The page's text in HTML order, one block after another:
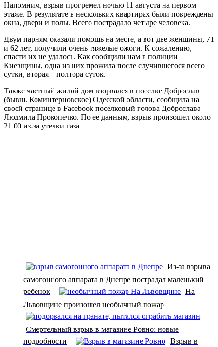
Напомним, взрыв прогремел ночью 11 августа на первом
этаже. В результате в нескольких квартирах были повреждены
окна, двери и полы. Всего пострадало четыре человека.
Двум парням оказали помощь на месте, а вот две женщины, 71
и 62 лет, получили очень тяжелые ожоги. К сожалению,
спасти их не удалось. Как сообщили нам в полиции
Киевщины, одна из них прожила после случившегося всего
сутки, вторая – полтора суток.
Также частный жилой дом взорвался в поселке Доброслав
(бывш. Коминтерновское) Одесской области, сообщила на
своей странице в Facebook поселковый голова Доброслава
Людмила Прокопечко. По ее данным, взрыв произошел около
21.00 из-за утечки газа.
Из-за взрыва
самогонного аппарата в Днепре пострадал маленький
ребенок
На
Львовщине произошел необычный пожар
Смертельный взрыв в магазине Ровно: новые
подробности
Взрыв в